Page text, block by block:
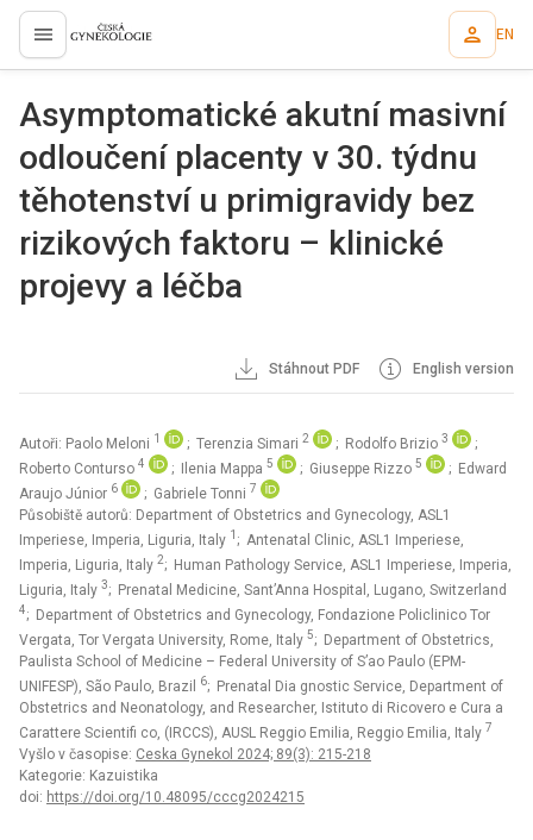
proLékaře.cz EN
Asymptomatické akutní masivní
odloučení placenty v 30. týdnu
těhotenství u primigravidy bez
rizikových faktoru – klinické
projevy a léčba
Stáhnout PDF English version
Autoři: Paolo Meloni 1 ; Terenzia Simari 2 ; Rodolfo Brizio 3
;
Roberto Conturso 4 ; Ilenia Mappa 5 ; Giuseppe Rizzo 5
; Edward
Araujo Júnior 6 ; Gabriele Tonni 7
Působiště autorů: Department of Obstetrics and Gynecology, ASL1
Imperiese, Imperia, Liguria, Italy 1 ; Antenatal Clinic, ASL1 Imperiese,
Imperia, Liguria, Italy 2; Human Pathology Service, ASL1 Imperiese, Imperia,
Liguria, Italy 3; Prenatal Medicine, Sant’Anna Hospital, Lugano, Switzerland
4; Department of Obstetrics and Gynecology, Fondazione Policlinico Tor
Vergata, Tor Vergata University, Rome, Italy 5; Department of Obstetrics,
Paulista School of Medicine – Federal University of S’ao Paulo (EPM-
UNIFESP), São Paulo, Brazil
6; Prenatal Dia gnostic Service, Department of
Obstetrics and Neonatology, and Researcher, Istituto di Ricovero e Cura a
Carattere Scientifi co, (IRCCS), AUSL Reggio Emilia, Reggio Emilia, Italy 7
Vyšlo v časopise: Ceska Gynekol 2024; 89(3): 215-218
Kategorie: Kazuistika
doi: https://doi.org/10.48095/cccg2024215